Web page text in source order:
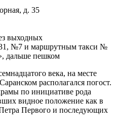
д. 35
выходных
№7 и маршрутным такси №
дальше пешком
века, на месте
располагался погост.
по инициативе рода
видное положение как в
Первого и последующих